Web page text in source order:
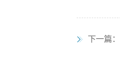
下一篇：